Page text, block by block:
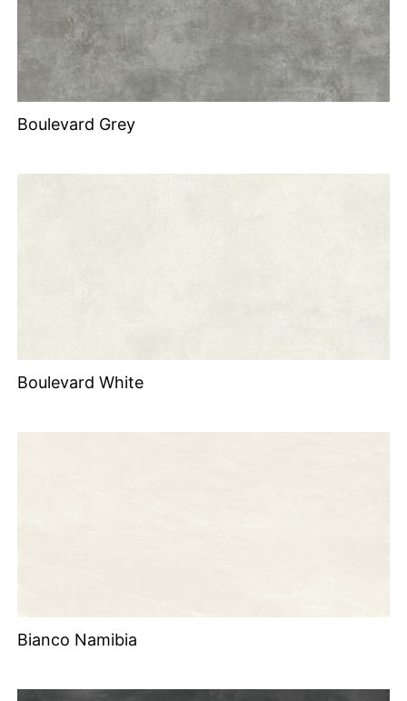
Boulevard Grey
Boulevard White
Bianco Namibia